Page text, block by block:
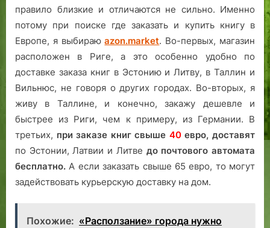
правило близкие и отличаются не сильно. Именно
потому при поиске где заказать и купить книгу в
Европе, я выбираюazon.market. Во-первых, магазин
расположен в Риге, а это особенно удобно по
доставке заказа книг в Эстонию и Литву, в Таллин и
Вильнюс, не говоря о других городах. Во-вторых, я
живу в Таллине, и конечно, закажу дешевле и
быстрее из Риги, чем к примеру, из Германии. В
третьих, при заказе книг свыше 40евро, доставят
по Эстонии, Латвии и Литве до почтового автомата
бесплатно. А если заказать свыше 65 евро, то могут
задействовать курьерскую доставку на дом.
Похожие: «Расползание» города нужно